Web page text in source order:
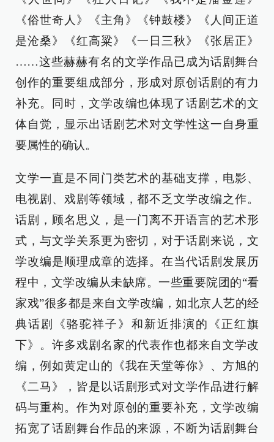
《俗世奇人》《主角》《钟鼓楼》《人间正道
是沧桑》《红高粱》《一日三秋》《张居正》
……这些赫赫有名的文学作品已成为话剧舞台
创作的重要组成部分，形成对原创话剧的有力
补充。同时，文学改编也体现了话剧艺术的文
体自觉，显示出话剧艺术对文学性这一自身重
要属性的确认。
文学一直是不同门类艺术的基础支撑，电影、
电视剧、戏剧等领域，都不乏文学改编之作。
话剧，顾名思义，是一门离不开语言的艺术形
式，与文学关系更为密切，对于话剧来说，文
学改编是顺理成章的选择。在当代话剧发展历
程中，文学改编从未缺席。一些重要院团的“看
家戏”很多都是来自文学改编，如北京人艺的经
典话剧《骆驼祥子》和新近排演的《正红旗
下》。许多戏剧名家的代表作也都来自文学改
编，例如黄定山的《我在天堂等你》、方旭的
《二马》，皆是以话剧形式对文学作品进行解
码与重构。作为对原创的重要补充，文学改编
拓宽了话剧舞台作品的来源，不断为话剧舞台